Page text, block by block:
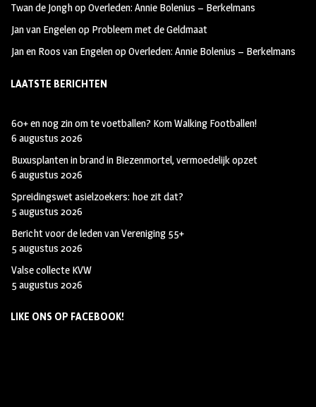
Twan de JonghopOverleden: Annie Bolenius – Berkelmans
Jan van Engelenop Probleem met de Geldmaat
Jan en Roos van EngelenopOverleden: Annie Bolenius – Berkelmans
LAATSTE BERICHTEN
60+ en nog zin om te voetballen? Kom Walking Footballen!
6 augustus 2026
Buxusplanten in brand in Biezenmortel, vermoedelijk opzet
6 augustus 2026
Spreidingswet asielzoekers: hoe zit dat?
5 augustus 2026
Bericht voor de leden van Vereniging 55+
5 augustus 2026
Valse collecte KVW
5 augustus 2026
LIKE ONS OP FACEBOOK!